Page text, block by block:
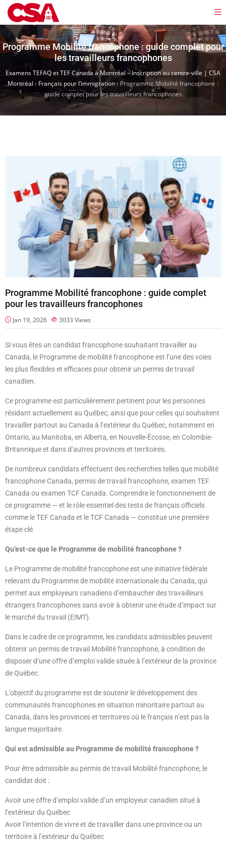
Programme Mobilité francophone : guide complet pour
les travailleurs francophones
Examens TEFAQ et TEF Canada à Montréal – Inscription au centre-ville | CSA
Montréal › Français pour l’immigration› Programme Mobilité francophone :
guide complet pour les travailleurs francophones
Programme Mobilité francophone : guide complet
pour les travailleurs francophones
Jan 19, 2026 3033 Views
Si vous êtes un candidat francophone souhaitant travailler au
Canada, le Programme de mobilité francophone est l’une des voies
les plus flexibles et efficaces pour obtenir un permis de travail
canadien.
Ce programme est particulièrement pertinent pour les personnes
résidant actuellement au Québec, ainsi que pour celles qui souhaitent
travailler partout au Canada à l’extérieur du Québec, notamment en
Ontario, au Manitoba, en Alberta, en Nouvelle-Écosse, en Colombie-
Britannique et dans d’autres provinces et territoires.
De nombreux candidats effectuent des recherches telles que mobilité
francophone Canada, permis de travail francophone, examen TEF
Canada ou examen TCF Canada. Comprendre le fonctionnement de
ce programme — et le rôle essentiel des tests de français officiels
comme le TEF Canada et le TCF Canada — constitue une première
étape clé.
Qu’est-ce que le Programme de mobilité francophone ?
Le Programme de mobilité francophone est une initiative fédérale
relevant du Programme de mobilité internationale du Canada, qui
permet aux employeurs canadiens d’embaucher des travailleurs
étrangers francophones sans avoir à obtenir une étude d’impact sur
le marché du travail (EIMT).
Dans le cadre de ce programme, les candidats admissibles peuvent
obtenir un permis de travail Mobilité francophone, à condition de
disposer d’une offre d’emploi valide située à l’extérieur de la province
de Québec.
L’objectif du programme est de soutenir le développement des
communautés francophones en situation minoritaire partout au
Canada, dans les provinces et territoires où le français n’est pas la
langue majoritaire.
Qui est admissible au Programme de mobilité francophone ?
Pour être admissible au permis de travail Mobilité francophone, le
candidat doit :
Avoir une offre d’emploi valide d’un employeur canadien situé à
l’extérieur du Québec
Avoir l’intention de vivre et de travailler dans une province ou un
territoire à l’extérieur du Québec